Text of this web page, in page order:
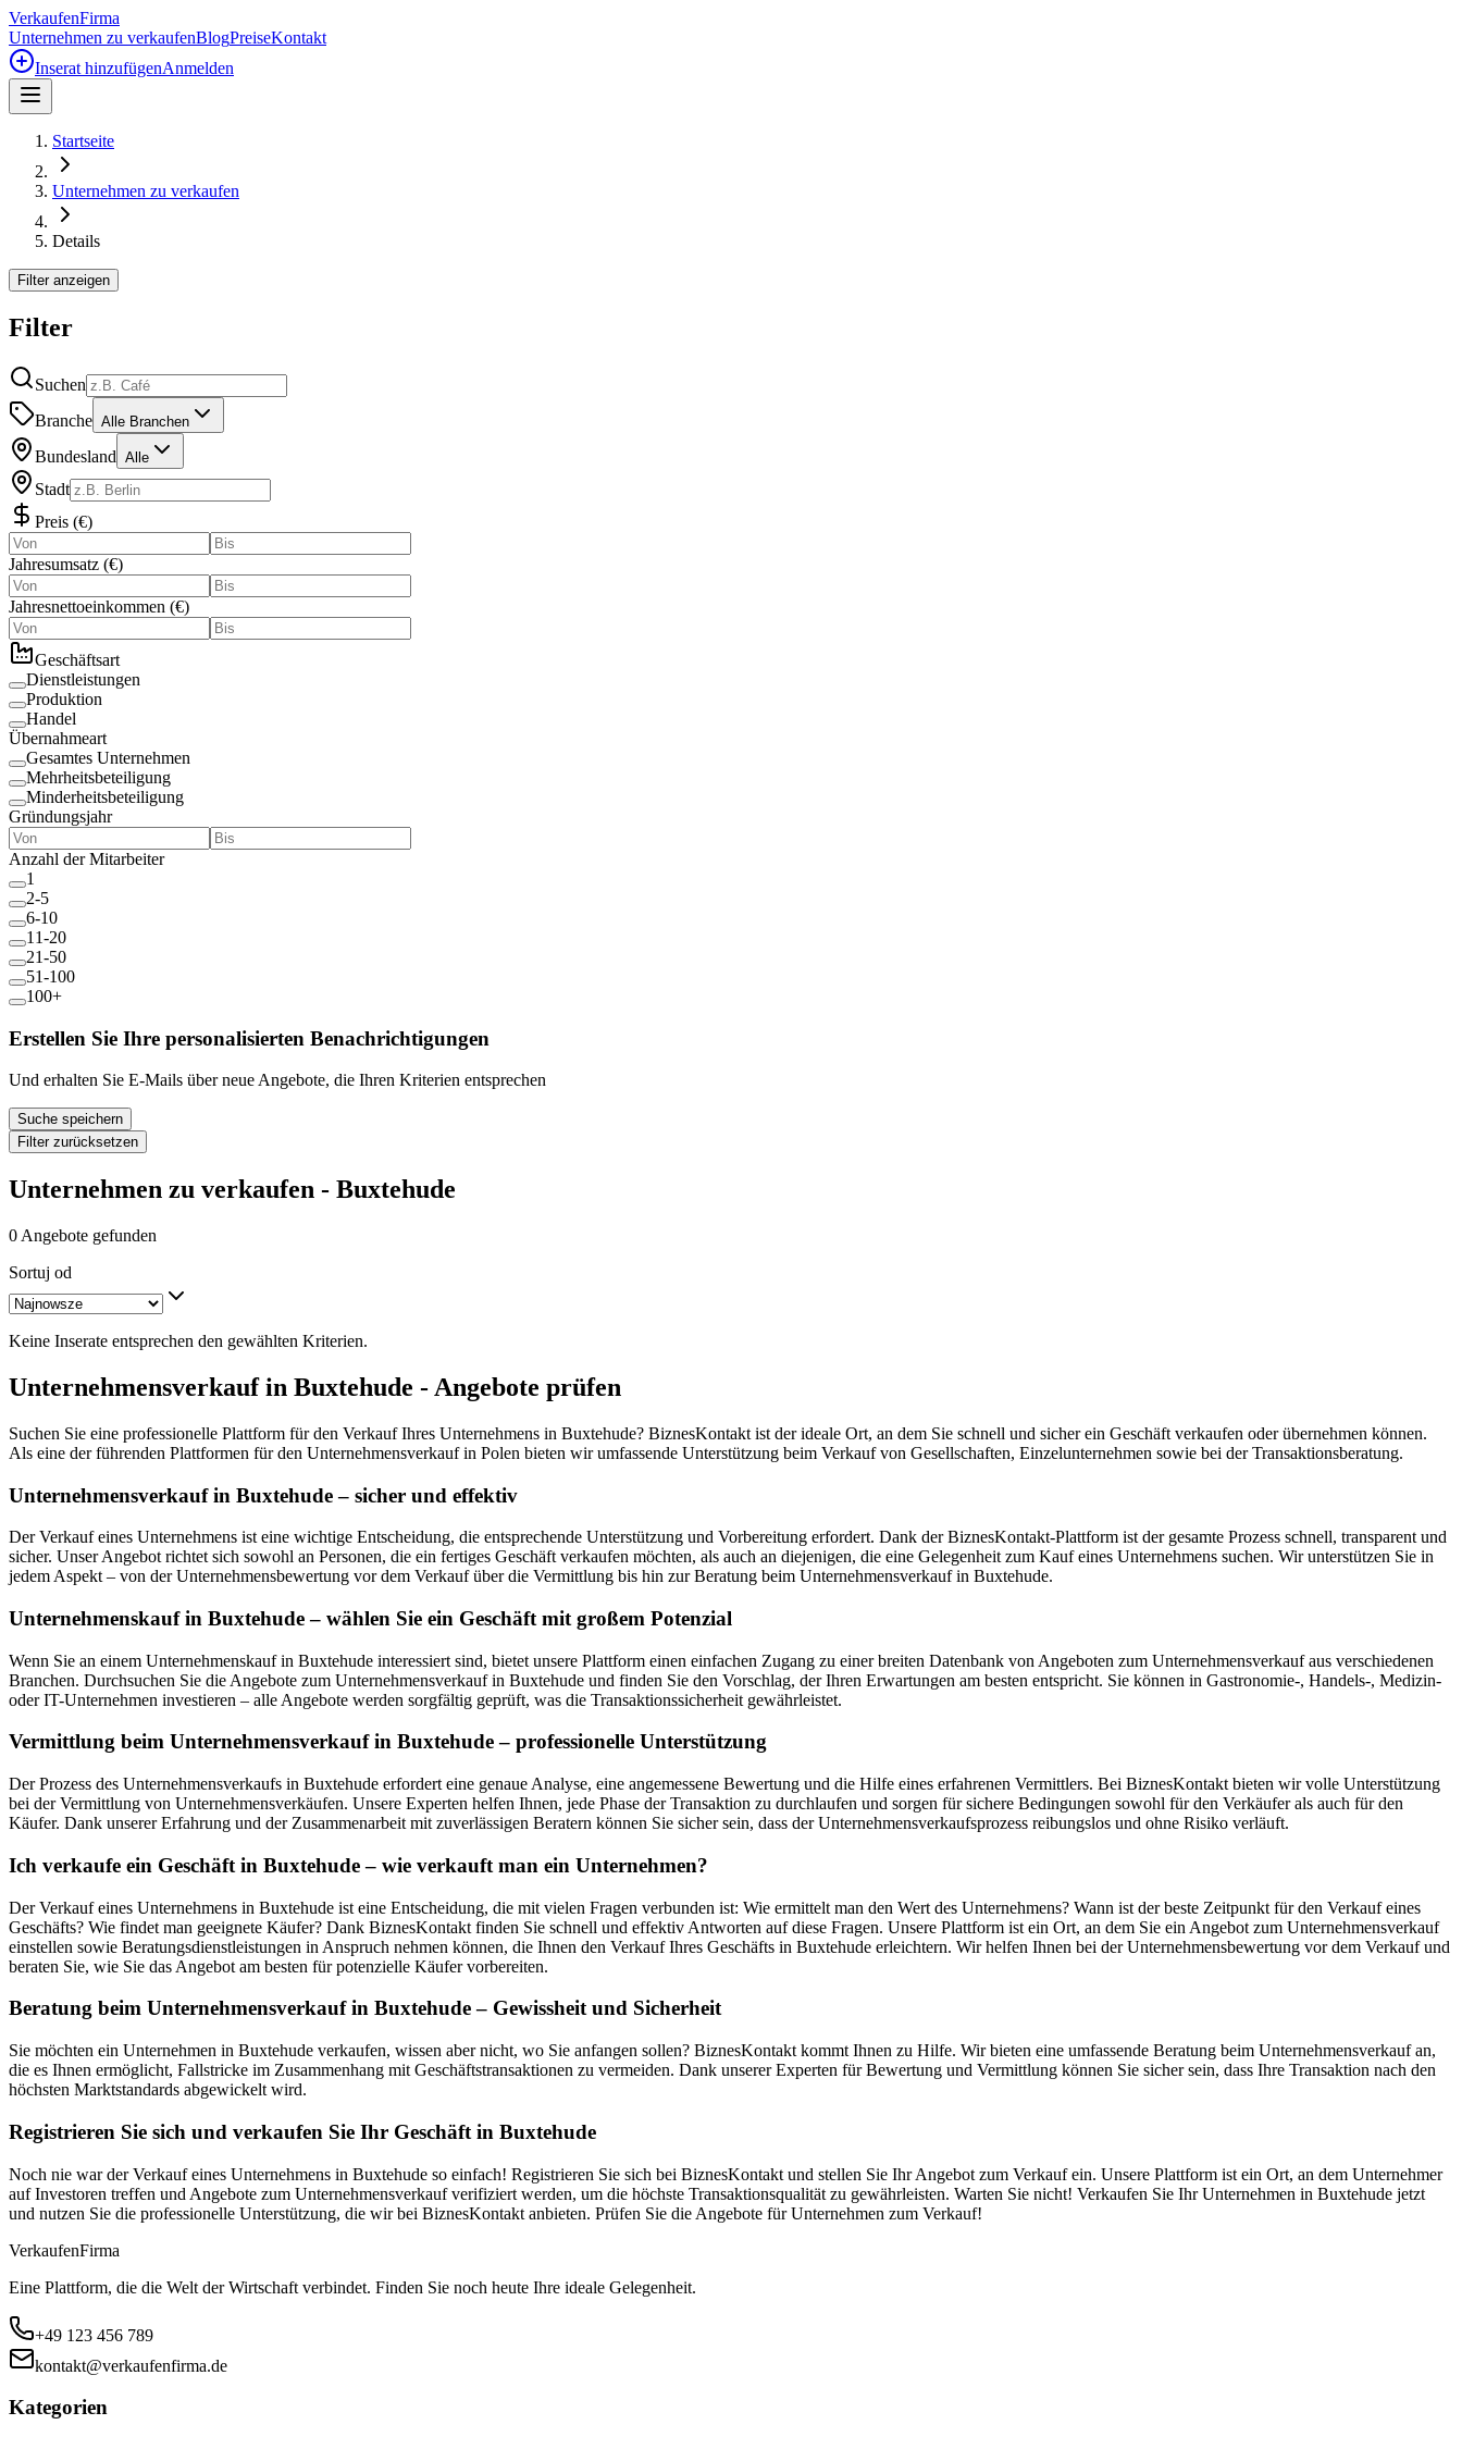
VerkaufenFirma
Unternehmen zu verkaufenBlogPreiseKontakt
Inserat hinzufügenAnmelden
Startseite
Unternehmen zu verkaufen
Details
Filter anzeigen
Filter
Suchen
Branche Alle Branchen
Bundesland Alle
Stadt
Preis (€)
Jahresumsatz (€)
Jahresnettoeinkommen (€)
Geschäftsart
Dienstleistungen
Produktion
Handel
Übernahmeart
Gesamtes Unternehmen
Mehrheitsbeteiligung
Minderheitsbeteiligung
Gründungsjahr
Anzahl der Mitarbeiter
1
2-5
6-10
11-20
21-50
51-100
100+
Erstellen Sie Ihre personalisierten Benachrichtigungen
Und erhalten Sie E-Mails über neue Angebote, die Ihren Kriterien entsprechen
Suche speichern
Filter zurücksetzen
Unternehmen zu verkaufen - Buxtehude
0 Angebote gefunden
Sortuj od
Keine Inserate entsprechen den gewählten Kriterien.
Unternehmensverkauf in Buxtehude - Angebote prüfen
Suchen Sie eine professionelle Plattform für den Verkauf Ihres Unternehmens in Buxtehude? BiznesKontakt ist der ideale Ort, an dem Sie schnell und sicher ein Geschäft verkaufen oder übernehmen können.
Als eine der führenden Plattformen für den Unternehmensverkauf in Polen bieten wir umfassende Unterstützung beim Verkauf von Gesellschaften, Einzelunternehmen sowie bei der Transaktionsberatung.
Unternehmensverkauf in Buxtehude – sicher und effektiv
Der Verkauf eines Unternehmens ist eine wichtige Entscheidung, die entsprechende Unterstützung und Vorbereitung erfordert. Dank der BiznesKontakt-Plattform ist der gesamte Prozess schnell, transparent und
sicher. Unser Angebot richtet sich sowohl an Personen, die ein fertiges Geschäft verkaufen möchten, als auch an diejenigen, die eine Gelegenheit zum Kauf eines Unternehmens suchen. Wir unterstützen Sie in
jedem Aspekt – von der Unternehmensbewertung vor dem Verkauf über die Vermittlung bis hin zur Beratung beim Unternehmensverkauf in Buxtehude.
Unternehmenskauf in Buxtehude – wählen Sie ein Geschäft mit großem Potenzial
Wenn Sie an einem Unternehmenskauf in Buxtehude interessiert sind, bietet unsere Plattform einen einfachen Zugang zu einer breiten Datenbank von Angeboten zum Unternehmensverkauf aus verschiedenen
Branchen. Durchsuchen Sie die Angebote zum Unternehmensverkauf in Buxtehude und finden Sie den Vorschlag, der Ihren Erwartungen am besten entspricht. Sie können in Gastronomie-, Handels-, Medizin-
oder IT-Unternehmen investieren – alle Angebote werden sorgfältig geprüft, was die Transaktionssicherheit gewährleistet.
Vermittlung beim Unternehmensverkauf in Buxtehude – professionelle Unterstützung
Der Prozess des Unternehmensverkaufs in Buxtehude erfordert eine genaue Analyse, eine angemessene Bewertung und die Hilfe eines erfahrenen Vermittlers. Bei BiznesKontakt bieten wir volle Unterstützung
bei der Vermittlung von Unternehmensverkäufen. Unsere Experten helfen Ihnen, jede Phase der Transaktion zu durchlaufen und sorgen für sichere Bedingungen sowohl für den Verkäufer als auch für den
Käufer. Dank unserer Erfahrung und der Zusammenarbeit mit zuverlässigen Beratern können Sie sicher sein, dass der Unternehmensverkaufsprozess reibungslos und ohne Risiko verläuft.
Ich verkaufe ein Geschäft in Buxtehude – wie verkauft man ein Unternehmen?
Der Verkauf eines Unternehmens in Buxtehude ist eine Entscheidung, die mit vielen Fragen verbunden ist: Wie ermittelt man den Wert des Unternehmens? Wann ist der beste Zeitpunkt für den Verkauf eines
Geschäfts? Wie findet man geeignete Käufer? Dank BiznesKontakt finden Sie schnell und effektiv Antworten auf diese Fragen. Unsere Plattform ist ein Ort, an dem Sie ein Angebot zum Unternehmensverkauf
einstellen sowie Beratungsdienstleistungen in Anspruch nehmen können, die Ihnen den Verkauf Ihres Geschäfts in Buxtehude erleichtern. Wir helfen Ihnen bei der Unternehmensbewertung vor dem Verkauf und
beraten Sie, wie Sie das Angebot am besten für potenzielle Käufer vorbereiten.
Beratung beim Unternehmensverkauf in Buxtehude – Gewissheit und Sicherheit
Sie möchten ein Unternehmen in Buxtehude verkaufen, wissen aber nicht, wo Sie anfangen sollen? BiznesKontakt kommt Ihnen zu Hilfe. Wir bieten eine umfassende Beratung beim Unternehmensverkauf an,
die es Ihnen ermöglicht, Fallstricke im Zusammenhang mit Geschäftstransaktionen zu vermeiden. Dank unserer Experten für Bewertung und Vermittlung können Sie sicher sein, dass Ihre Transaktion nach den
höchsten Marktstandards abgewickelt wird.
Registrieren Sie sich und verkaufen Sie Ihr Geschäft in Buxtehude
Noch nie war der Verkauf eines Unternehmens in Buxtehude so einfach! Registrieren Sie sich bei BiznesKontakt und stellen Sie Ihr Angebot zum Verkauf ein. Unsere Plattform ist ein Ort, an dem Unternehmer
auf Investoren treffen und Angebote zum Unternehmensverkauf verifiziert werden, um die höchste Transaktionsqualität zu gewährleisten. Warten Sie nicht! Verkaufen Sie Ihr Unternehmen in Buxtehude jetzt
und nutzen Sie die professionelle Unterstützung, die wir bei BiznesKontakt anbieten. Prüfen Sie die Angebote für Unternehmen zum Verkauf!
VerkaufenFirma
Eine Plattform, die die Welt der Wirtschaft verbindet. Finden Sie noch heute Ihre ideale Gelegenheit.
+49 123 456 789
kontakt@verkaufenfirma.de
Kategorien